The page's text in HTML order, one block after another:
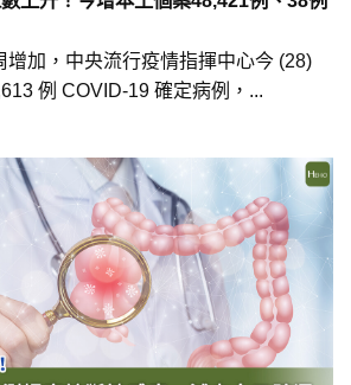
增加，中央流行疫情指揮中心今 (28)
例 COVID-19 確定病例，...